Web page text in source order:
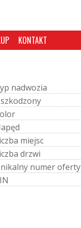
KONTAKT
yp nadwozia
szkodzony
olor
apęd
iczba miejsc
iczba drzwi
nikalny numeroferty
IN